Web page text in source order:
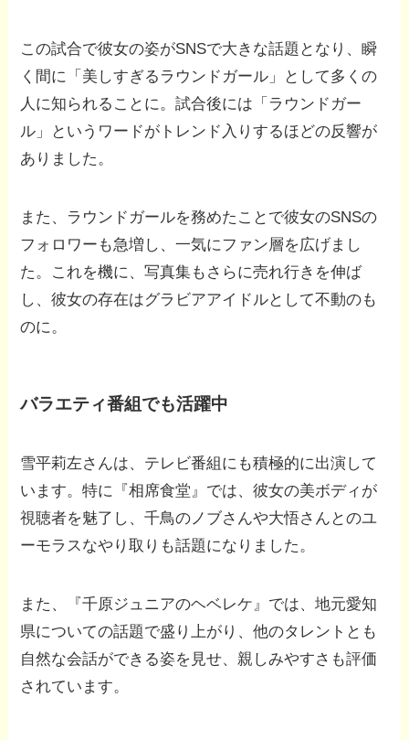
この試合で彼女の姿がSNSで大きな話題となり、瞬
く間に「美しすぎるラウンドガール」として多くの
人に知られることに。試合後には「ラウンドガー
ル」というワードがトレンド入りするほどの反響が
ありました。
また、ラウンドガールを務めたことで彼女のSNSの
フォロワーも急増し、一気にファン層を広げまし
た。これを機に、写真集もさらに売れ行きを伸ば
し、彼女の存在はグラビアアイドルとして不動のも
のに。
バラエティ番組でも活躍中
雪平莉左さんは、テレビ番組にも積極的に出演して
います。特に『相席食堂』では、彼女の美ボディが
視聴者を魅了し、千鳥のノブさんや大悟さんとのユ
ーモラスなやり取りも話題になりました。
また、『千原ジュニアのヘベレケ』では、地元愛知
県についての話題で盛り上がり、他のタレントとも
自然な会話ができる姿を見せ、親しみやすさも評価
されています。